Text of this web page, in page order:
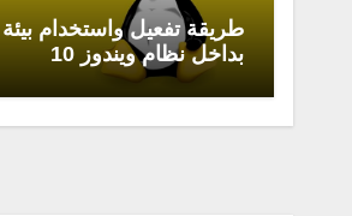
طريقة تفعيل واستخدام
بداخل نظام ويندوز 10